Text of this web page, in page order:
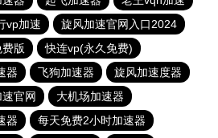
vp加速
旋风加速官网入口2024
版
快连vp(永久免费)
器 飞狗加速器
旋风加速度器
官网
大机场加速器
器 每天免费2小时加速器